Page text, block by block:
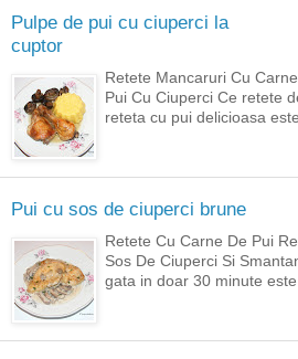
Pulpe de pui cu ciuperci la
cuptor
Retete Mancaruri Cu
Pui Cu Ciuperci Ce retete
reteta cu pui delicioasa este
Pui cu sos de ciuperci brune
Retete Cu Carne De Pui
Sos De Ciuperci Si
gata in doar 30 minute este